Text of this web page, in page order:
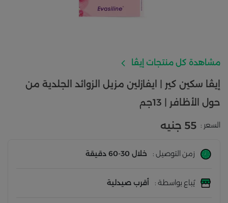
مشاهدة كل منتجات إيڤا
إيڤا سكين كير | ايفازلين مزيل الزوائد الجلدية من
حول الأظافر | 13جم
السعر : 55 جنيه
زمن التوصيل : خلال 30-60 دقيقة
يُباع بواسطة : أقرب صيدلية